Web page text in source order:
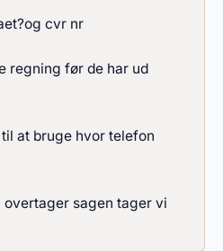
cvr nr
regning før de har ud
at bruge hvor telefon
overtager sagen tager vi